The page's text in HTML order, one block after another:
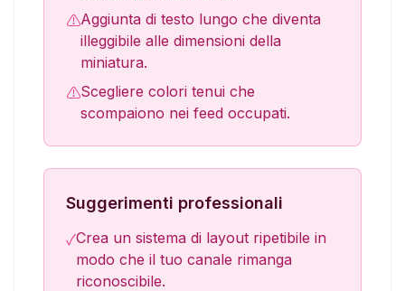
⚠Aggiunta di testo lungo che diventa
illeggibile alle dimensioni della
miniatura.
⚠Scegliere colori tenui che
scompaiono nei feed occupati.
Suggerimenti professionali
✓Crea un sistema di layout ripetibile in
modo che il tuo canale rimanga
riconoscibile.